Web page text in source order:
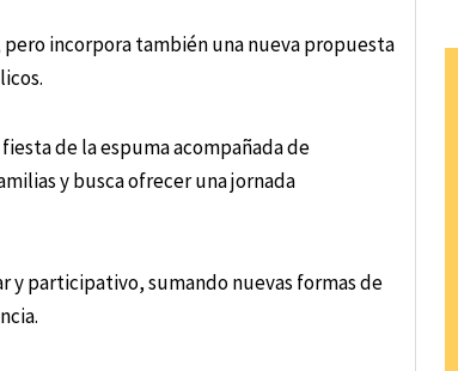
incorpora también una nueva propuesta
de la espuma acompañada de
y busca ofrecer una jornada
y participativo, sumando nuevas formas de